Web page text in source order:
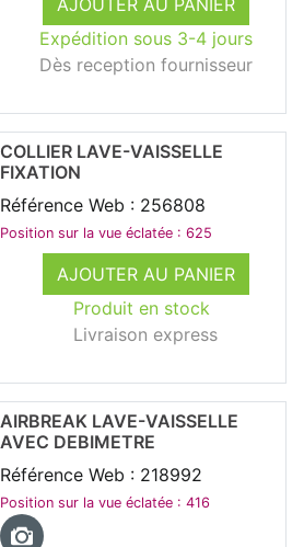
Expédition sous 3-4 jours
Dès reception fournisseur
AJOUTER AU PANIER
Produit en stock
Livraison express
COLLIER LAVE-VAISSELLE
FIXATION
Référence Web : 256808
Position sur la vue éclatée : 625
AIRBREAK LAVE-VAISSELLE
AVEC DEBIMETRE
Référence Web : 218992
Position sur la vue éclatée : 416